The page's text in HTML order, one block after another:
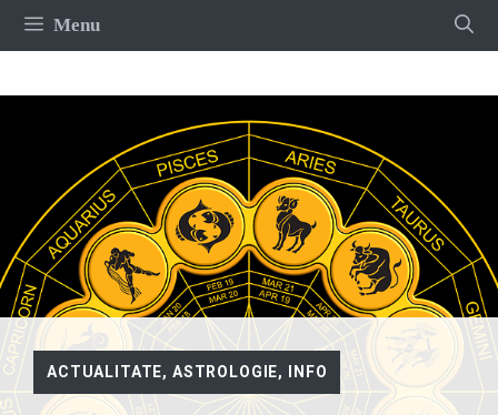
Sari
Menu
ACTUALITATE, ASTROLOGIE, INFO